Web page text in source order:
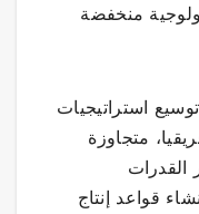
منخفضة
استراتيجيات
متجاوزة
القدرات
قواعد إنتاج